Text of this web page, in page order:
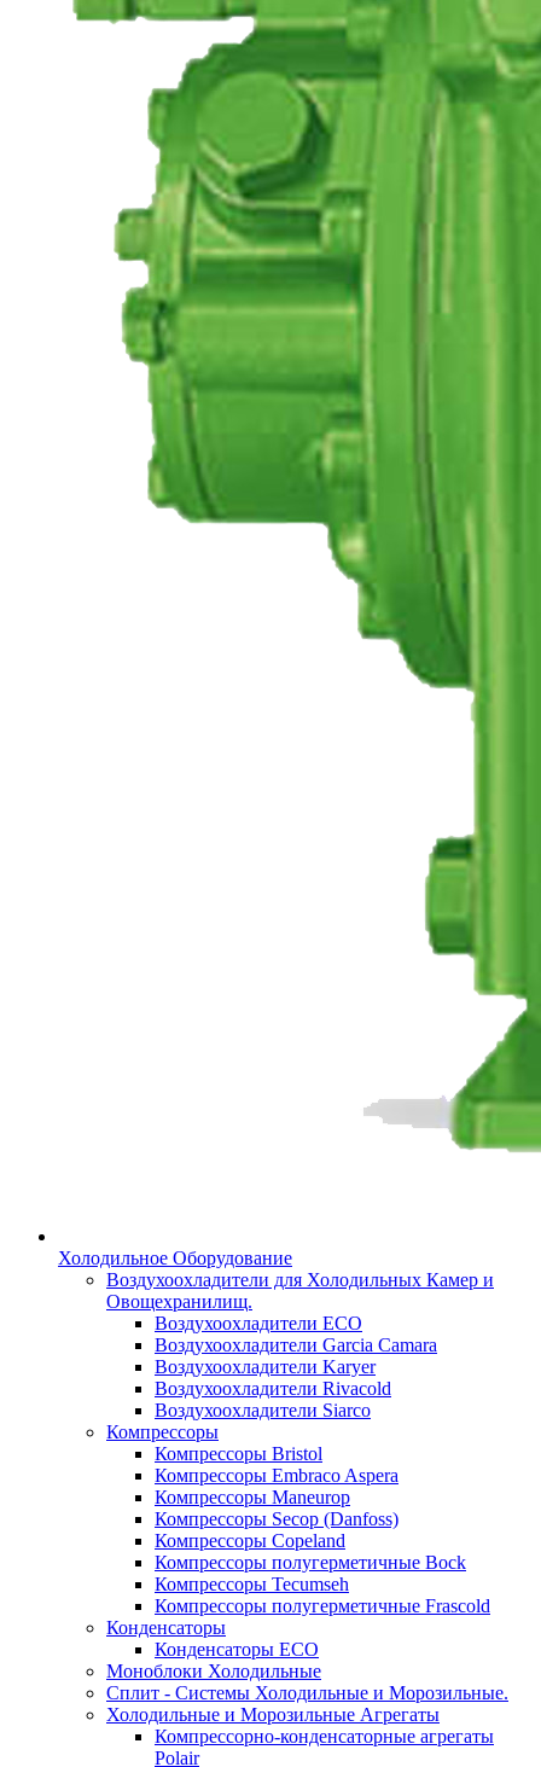
Холодильное Оборудование
Воздухоохладители для Холодильных Камер и
Овощехранилищ.
Воздухоохладители ECO
Воздухоохладители Garcia Camara
Воздухоохладители Karyer
Воздухоохладители Rivacold
Воздухоохладители Siarco
Компрессоры
Компрессоры Bristol
Компрессоры Embraco Aspera
Компрессоры Maneurop
Компрессоры Secop (Danfoss)
Компрессоры Copeland
Компрессоры полугерметичные Bock
Компрессоры Tecumseh
Компрессоры полугерметичные Frascold
Конденсаторы
Конденсаторы ECO
Моноблоки Холодильные
Сплит - Системы Холодильные и Морозильные.
Холодильные и Морозильные Агрегаты
Компрессорно-конденсаторные агрегаты
Polair